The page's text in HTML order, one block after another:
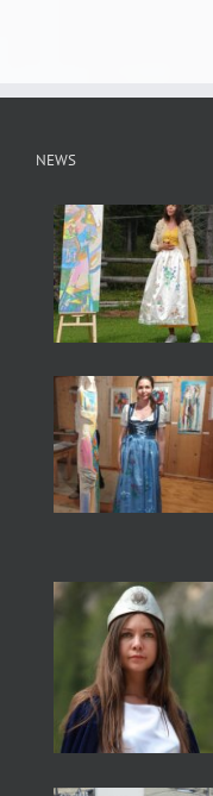
NEWS